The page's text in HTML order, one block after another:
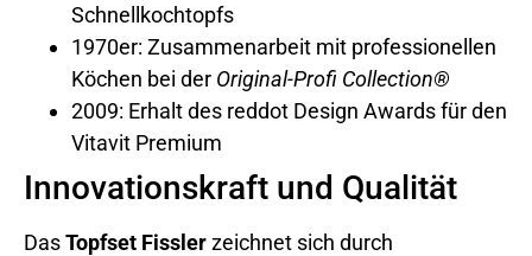
Schnellkochtopfs
1970er: Zusammenarbeit mit professionellen
Köchen bei der Original-Profi Collection®
2009: Erhalt des reddot Design Awards für den
Vitavit Premium
Innovationskraft und Qualität
DasTopfset Fisslerzeichnet sich durch